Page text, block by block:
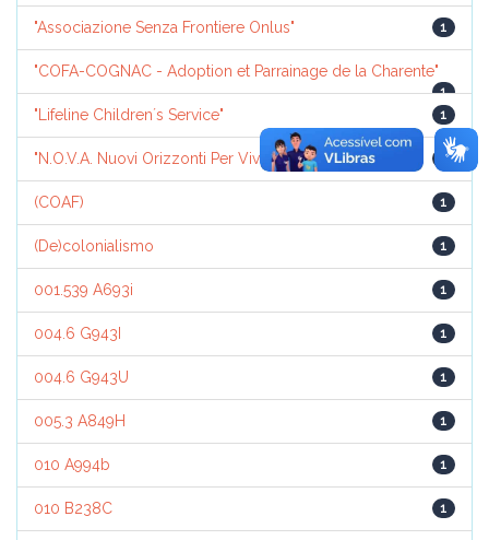
"Associazione Senza Frontiere Onlus" 1
"COFA-COGNAC - Adoption et Parrainage de la Charente"
1
"Lifeline Children´s Service" 1
"N.O.V.A. Nuovi Orizzonti Per Vivere l'Adozione" 1
(COAF) 1
(De)colonialismo 1
001.539 A693i 1
004.6 G943I 1
004.6 G943U 1
005.3 A849H 1
010 A994b 1
010 B238C 1